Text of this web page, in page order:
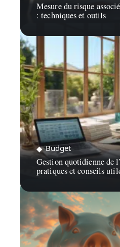
Mesure du risque
: techniques et outils
Budget
Gestion quotidienne de
pratiques et conseils